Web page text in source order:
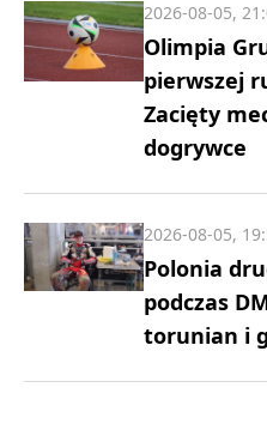
Olimpia
pierwszej
Zacięty
dogrywce
2026-08-05,
Polonia
podczas
torunian i
2026-08-05,